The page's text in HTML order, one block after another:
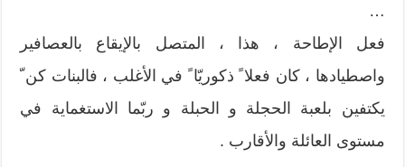
…
فعل الإطاحة ، هذا ، المتصل بالإيقاع بالعصافير
واصطيادها ، كان فعلا ً ذكوريّا ً في الأغلب ، فالبنات كن ّ
يكتفين بلعبة الحجلة و الحبلة و ربّما الاستغماية في
مستوى العائلة والأقارب .